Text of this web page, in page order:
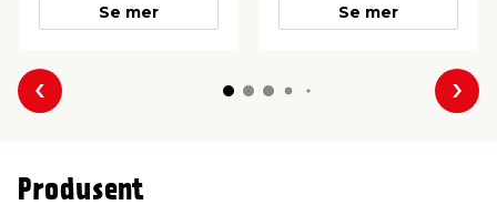
Se mer Se mer
Forrige
Produsent